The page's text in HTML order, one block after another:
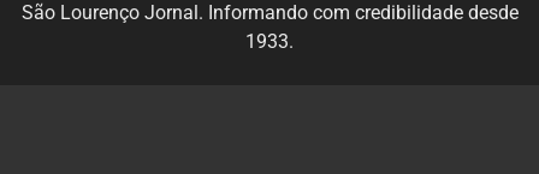
São Lourenço Jornal. Informando com credibilidade desde
1933.